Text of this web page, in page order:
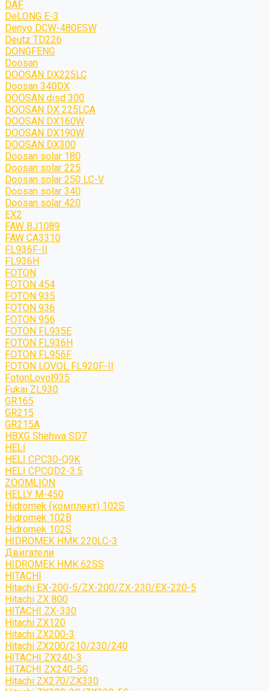
DAF
DeLONG Е-3
Denyo DCW-480ESW
Deutz TD226
DONGFENG
Doosan
DOOSAN DX225LC
Doosan 340DX
DOOSAN disd 300
DOOSAN DX 225LCA
DOOSAN DX160W
DOOSAN DX190W
DOOSAN DX300
Doosan solar 180
Doosan solar 225
Doosan solar 250 LC-V
Doosan solar 340
Doosan solar 420
EX2
FAW BJ1089
FAW CA3310
FL936F-II
FL936H
FOTON
FOTON 454
FOTON 935
FOTON 936
FOTON 956
FOTON FL935E
FOTON FL936H
FOTON FL956F
FOTON LOVOL FL920F-II
FotonLovol935
Fukai ZL930
GR165
GR215
GR215A
HBXG Shehwa SD7
HELI
HELI CPC30-Q9K
HELI CPCQD2-3.5
ZOOMLION
HELLY M-450
Hidromek (комплект) 102S
Hidromek 102B
Hidromek 102S
HIDROMEK HMK 220LC-3
Двигатели
HIDROMEK HMK 62SS
HITACHI
Hitachi EX-200-5/ZX-200/ZX-230/EX-220-5
Hitachi ZX 800
HITACHI ZX-330
Hitachi ZX120
Hitachi ZX200-3
Hitachi ZX200/210/230/240
HITACHI ZX240-3
HITACHI ZX240-5G
Hitachi ZX270/ZX330